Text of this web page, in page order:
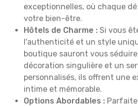
exceptionnelles, où chaque
votre bien-être.
Hôtels de Charme : Si vous
l'authenticité et un style
boutique sauront vous
décoration singulière et un
personnalisés, ils offrent une
intime et mémorable.
Options Abordables :